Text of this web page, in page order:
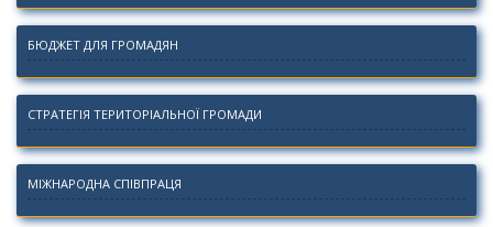
БЮДЖЕТ ДЛЯ ГРОМАДЯН
СТРАТЕГІЯ ТЕРИТОРІАЛЬНОЇ ГРОМАДИ
МІЖНАРОДНА СПІВПРАЦЯ